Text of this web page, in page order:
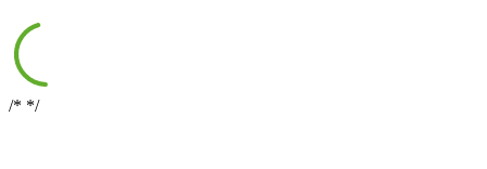
/* */